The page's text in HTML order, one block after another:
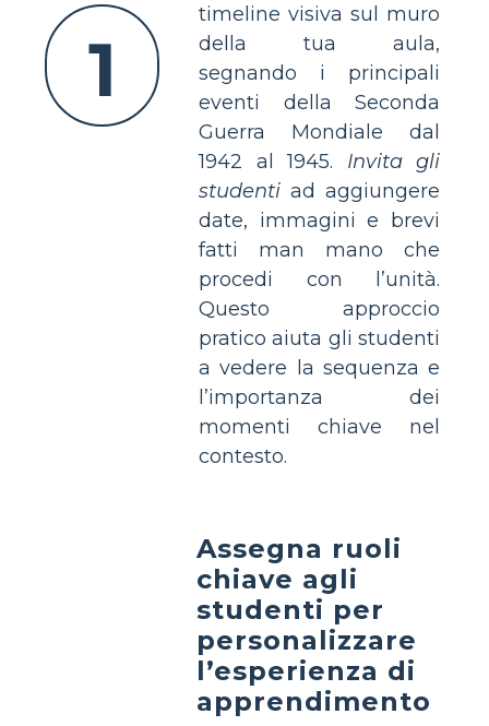
1
timeline visiva sul muro
della tua aula,
segnando i principali
eventi della Seconda
Guerra Mondiale dal
1942 al 1945. Invita gli
studenti ad aggiungere
date, immagini e brevi
fatti man mano che
procedi con l’unità.
Questo approccio
pratico aiuta gli studenti
a vedere la sequenza e
l’importanza dei
momenti chiave nel
contesto.
Assegna ruoli
chiave agli
studenti per
personalizzare
l’esperienza di
apprendimento